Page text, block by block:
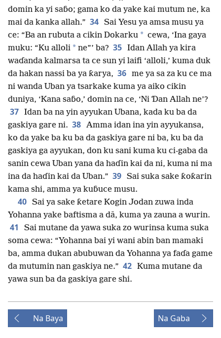
domin ka yi saɓo; gama ko da yake kai mutum ne, ka
mai da kanka allah.” 34 Sai Yesu ya amsa musu ya
ce: “Ba an rubuta a cikin Dokarku * cewa, ‘Ina gaya
muku: “Ku alloli * ne”’ ba? 35 Idan Allah ya kira
waɗanda kalmarsa ta ce sun yi laifi ‘alloli,’ kuma duk
da hakan nassi ba ya ƙarya, 36 me ya sa za ku ce ma
ni wanda Uban ya tsarkake kuma ya aiko cikin
duniya, ‘Kana saɓo,’ domin na ce, ‘Ni Ɗan Allah ne’?
37 Idan ba na yin ayyukan Ubana, kada ku ba da
gaskiya gare ni. 38 Amma idan ina yin ayyukansa,
ko da yake ba ku ba da gaskiya gare ni ba, ku ba da
gaskiya ga ayyukan, don ku sani kuma ku ci-gaba da
sanin cewa Uban yana da haɗin kai da ni, kuma ni ma
ina da haɗin kai da Uban.” 39 Sai suka sake ƙoƙarin
kama shi, amma ya kuɓuce musu.
40 Sai ya sake ƙetare Kogin Jodan zuwa inda
Yohanna yake baftisma a dā, kuma ya zauna a wurin.
41
Sai mutane da yawa suka zo wurinsa kuma suka
soma cewa: “Yohanna bai yi wani abin ban mamaki
ba, amma dukan abubuwan da Yohanna ya faɗa game
da mutumin nan gaskiya ne.” 42 Kuma mutane da
yawa sun ba da gaskiya gare shi.
Na Baya Na Gaba